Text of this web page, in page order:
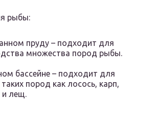
рыбы:
пруду – подходит для
множества пород рыбы.
бассейне – подходит для
пород как лосось, карп,
и лещ.